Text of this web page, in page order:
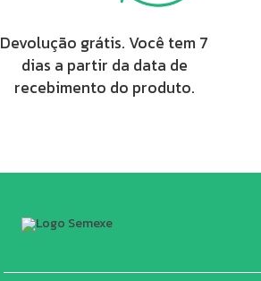
Devolução grátis. Você tem 7
dias a partir da data de
recebimento do produto.